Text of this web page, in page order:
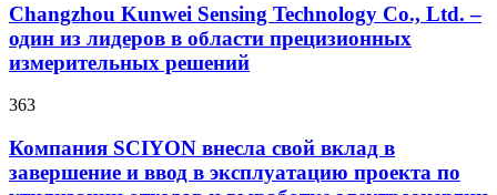
Changzhou Kunwei Sensing Technology Co., Ltd. –
один из лидеров в области прецизионных
измерительных решений
363
Компания SCIYON внесла свой вклад в
завершение и ввод в эксплуатацию проекта по